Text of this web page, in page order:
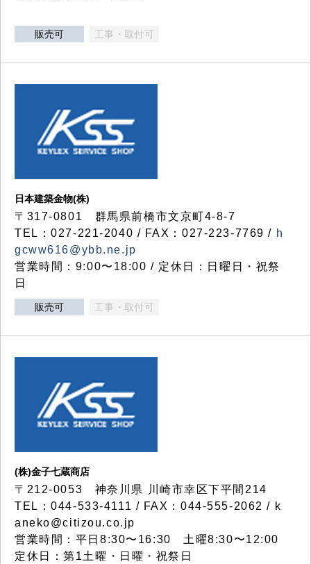
販売可 工事・取付可
日本建築金物(株)
〒317‐0801 群馬県前橋市文京町4-8-7
TEL：027-221-2040 / FAX：027-223-7769 / h
gcww616@ybb.ne.jp
営業時間：9:00〜18:00 / 定休日：日曜日・祝祭
日
販売可 工事・取付可
(株)金子七蔵商店
〒212-0053 神奈川県 川崎市幸区下平間214
TEL：044-533-4111 / FAX：044-555-2062 / k
aneko@citizou.co.jp
営業時間：平日8:30〜16:30 土曜8:30〜12:00
定休日：第1土曜・日曜・祝祭日